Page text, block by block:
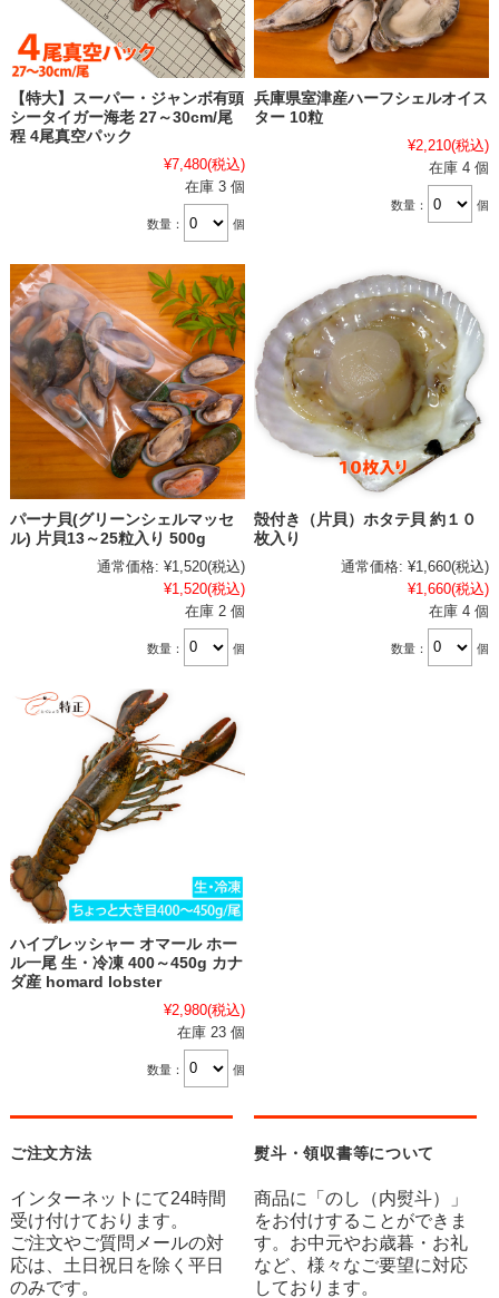
【特大】スーパー・ジャンボ有頭
シータイガー海老 27～30cm/尾
程 4尾真空パック
¥7,480(税込)
在庫 3 個
数量： 個
兵庫県室津産ハーフシェルオイス
ター 10粒
¥2,210(税込)
在庫 4 個
数量： 個
パーナ貝(グリーンシェルマッセ
ル) 片貝13～25粒入り 500g
通常価格: ¥1,520(税込)
¥1,520(税込)
在庫 2 個
数量： 個
殻付き（片貝）ホタテ貝 約１０
枚入り
通常価格: ¥1,660(税込)
¥1,660(税込)
在庫 4 個
数量： 個
ハイプレッシャー オマール ホー
ル一尾 生・冷凍 400～450g カナ
ダ産 homard lobster
¥2,980(税込)
在庫 23 個
数量： 個
ご注文方法
インターネットにて24時間
受け付けております。
ご注文やご質問メールの対
応は、土日祝日を除く平日
のみです。
熨斗・領収書等について
商品に「のし（内熨斗）」
をお付けすることができま
す。お中元やお歳暮・お礼
など、様々なご要望に対応
しております。